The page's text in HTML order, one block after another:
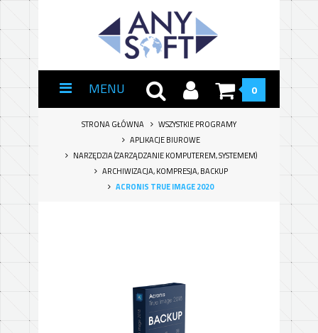
MENU 0
STRONA GŁÓWNA
WSZYSTKIE PROGRAMY
APLIKACJE BIUROWE
NARZĘDZIA (ZARZĄDZANIE KOMPUTEREM, SYSTEMEM)
ARCHIWIZACJA, KOMPRESJA, BACKUP
ACRONIS TRUE IMAGE 2020